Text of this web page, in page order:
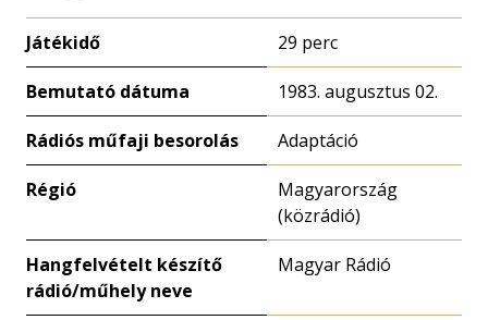
Játékidő 29 perc
Bemutató dátuma 1983. augusztus 02.
Rádiós műfaji besorolás Adaptáció
Régió
Magyarország
(közrádió)
Hangfelvételt készítő
rádió/műhely neve
Magyar Rádió